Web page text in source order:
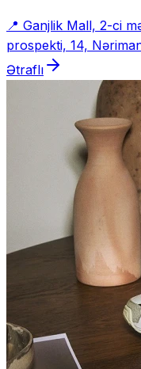
📍 Ganjlik Mall, 2-ci
prospekti, 14,
Ətraflı